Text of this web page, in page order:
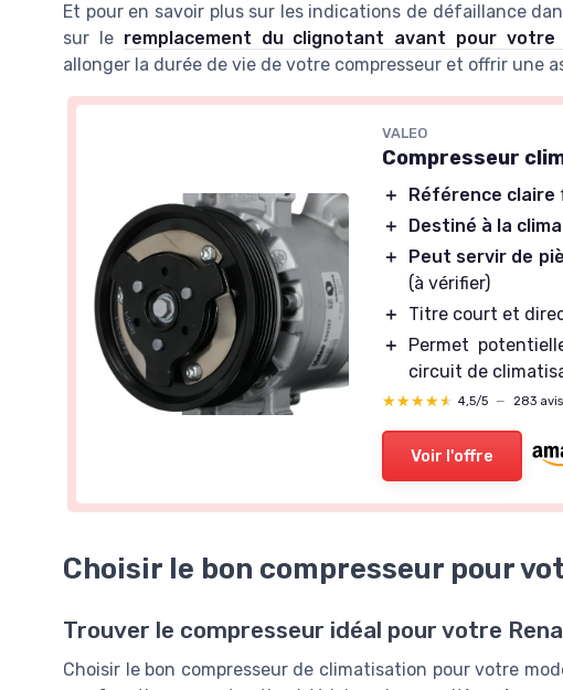
Et pour en savoir plus sur les indications de défaillance
sur le remplacement du clignotant avant pour votre
allonger la durée de vie de votre compresseur et offrir une
VALEO
Compresseur
＋ Référence claire
＋
Destiné à la
＋
Peut servir de
(à vérifier)
＋
Titre court et
＋
Permet
circuit de
★★★★★
★★★★★ 4,5/5 — 283 avis
Voir l'offre
Choisir le bon compresseur pour
Trouver le compresseur idéal pour votre
Choisir le bon compresseur de climatisation pour votre